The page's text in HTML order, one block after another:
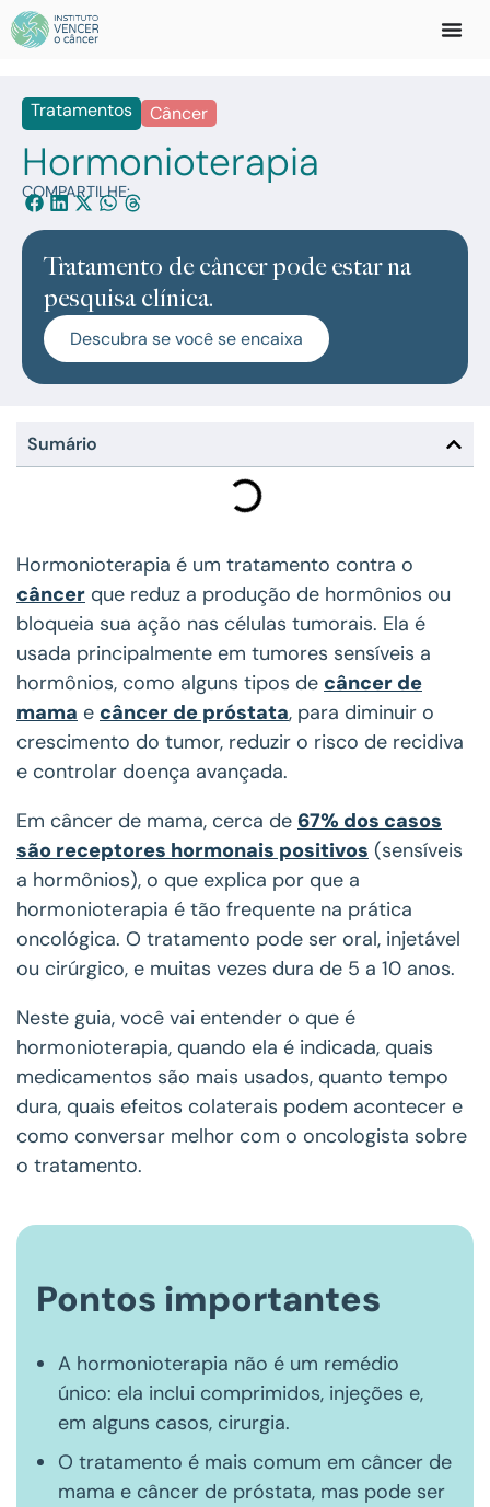
Tratamentos Câncer
Hormonioterapia
COMPARTILHE:
Tratamento de câncer pode estar na
pesquisa clínica.
Descubra se você se encaixa
Sumário
Hormonioterapia é um tratamento contra o
câncer que reduz a produção de hormônios ou
bloqueia sua ação nas células tumorais. Ela é
usada principalmente em tumores sensíveis a
hormônios, como alguns tipos de câncer de
mama e câncer de próstata, para diminuir o
crescimento do tumor, reduzir o risco de recidiva
e controlar doença avançada.
Em câncer de mama, cerca de 67% dos casos
são receptores hormonais positivos (sensíveis
a hormônios), o que explica por que a
hormonioterapia é tão frequente na prática
oncológica. O tratamento pode ser oral, injetável
ou cirúrgico, e muitas vezes dura de 5 a 10 anos.
Neste guia, você vai entender o que é
hormonioterapia, quando ela é indicada, quais
medicamentos são mais usados, quanto tempo
dura, quais efeitos colaterais podem acontecer e
como conversar melhor com o oncologista sobre
o tratamento.
Pontos importantes
A hormonioterapia não é um remédio
único: ela inclui comprimidos, injeções e,
em alguns casos, cirurgia.
O tratamento é mais comum em câncer de
mama e câncer de próstata, mas pode ser